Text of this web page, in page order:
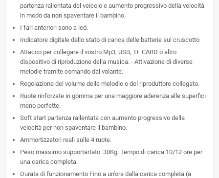
partenza rallentata del veicolo e aumento progressivo della velocità
in modo da non spaventare il bambino.
I fari anteriori sono a led.
Indicatore digitale dello stato di carica delle batterie sul cruscotto
Attacco per collegare il vostro Mp3, USB, TF CARD o altro
dispositivo di riproduzione della musica. - Attivazione di diverse
melodie tramite comando dal volante.
Regolazione del volume delle melodie o del riproduttore collegato.
Ruote rinforzate in gomma per una maggiore aderenza alle superfici
meno perfette.
Soft start partenza rallentata con aumento progressivo della
velocità per non spaventare il bambino.
Ammortizzatori reali sulle 4 ruote.
Peso massimo supportartato: 30Kg. Tempo di carica 10/12 ore per
una carica completa.
Durata di funzionamento Fino a un'ora dalla carica completa (a